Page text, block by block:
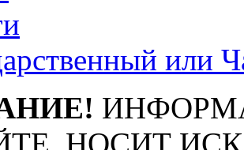
или